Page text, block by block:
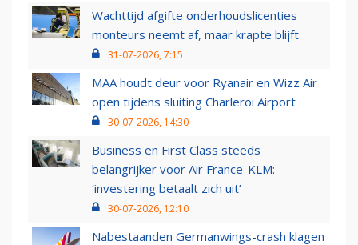
Wachttijd afgifte onderhoudslicenties
monteurs neemt af, maar krapte blijft
31-07-2026, 7:15
MAA houdt deur voor Ryanair en Wizz Air
open tijdens sluiting Charleroi Airport
30-07-2026, 14:30
Business en First Class steeds
belangrijker voor Air France-KLM:
‘investering betaalt zich uit’
30-07-2026, 12:10
Nabestaanden Germanwings-crash klagen